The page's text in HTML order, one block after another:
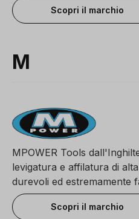
Scopri il marchio
M
MPOWER Tools
levigatura e affilatura di
durevoli ed estremamente
Scopri il marchio